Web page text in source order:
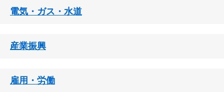
電気・ガス・水道
産業振興
雇用・労働